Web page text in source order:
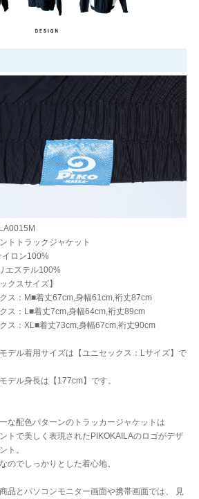
トトラックジャケット
イロン100%
エステル100%
クスサイズ】
ス：M■着丈67cm,身幅61cm,裄丈87cm
ス：L■着丈7cm,身幅64cm,裄丈89cm
ス：XL■着丈73cm,身幅67cm,裄丈90cm
デル着用サイズは【ユニセックス：Lサイズ】で
デル身長は【177cm】です。
な配色パターンのトラッカージャケットは
トで美しく表現されたPIKOKAILAのロゴがデザ
ト。
のでしっかりとした着心地。
品とパソコンモニター画面や携帯画面では、 見